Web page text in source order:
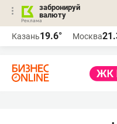
забронируй
валюту
Казань19.6° Москва